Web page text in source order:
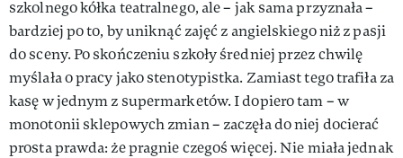
szkolnego kółka teatralnego, ale – jak sama przyznała –
bardziej po to, by uniknąć zajęć z angielskiego niż z pasji
do sceny. Po skończeniu szkoły średniej przez chwilę
myślała o pracy jako stenotypistka. Zamiast tego trafiła za
kasę w jednym z supermarketów. I dopiero tam – w
monotonii sklepowych zmian – zaczęła do niej docierać
prosta prawda: że pragnie czegoś więcej. Nie miała jednak